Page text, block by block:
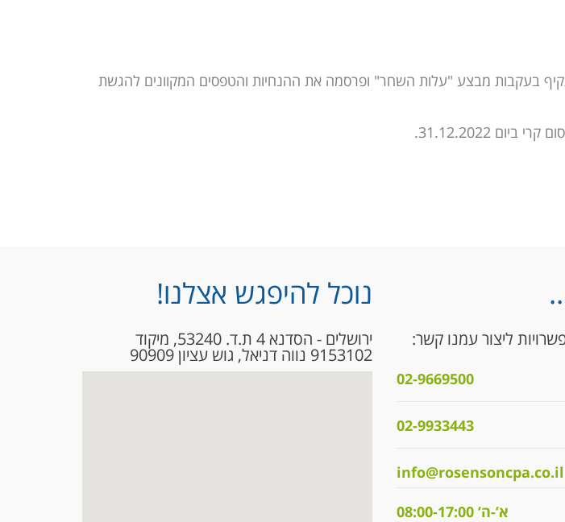
בעקבות מבצע "עלות השחר" ופרסמה את ההנחיות והטפסים המקוונים להגשת
ליצור עמנו קשר:
02-9669500
02-9933443
info@rosensoncpa.co.il
א’-ה’ 08:00-17:00
נוכל להיפגש אצלנו!
ירושלים - הסדנא 4 ת.ד. 53240, מיקוד
9153102 נווה דניאל, גוש עציון 90909